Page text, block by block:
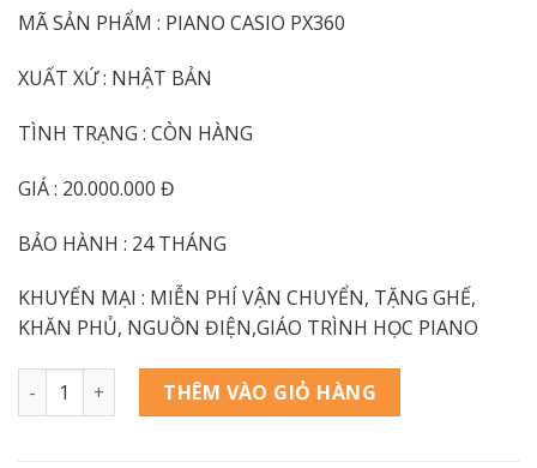
MÃ SẢN PHẨM : PIANO CASIO PX360
XUẤT XỨ : NHẬT BẢN
TÌNH TRẠNG : CÒN HÀNG
GIÁ : 20.000.000 Đ
BẢO HÀNH : 24 THÁNG
KHUYẾN MẠI : MIỄN PHÍ VẬN CHUYỂN, TẶNG GHẾ,
KHĂN PHỦ, NGUỒN ĐIỆN,GIÁO TRÌNH HỌC PIANO
Piano Casio PX360 New số lượng
THÊM VÀO GIỎ HÀNG